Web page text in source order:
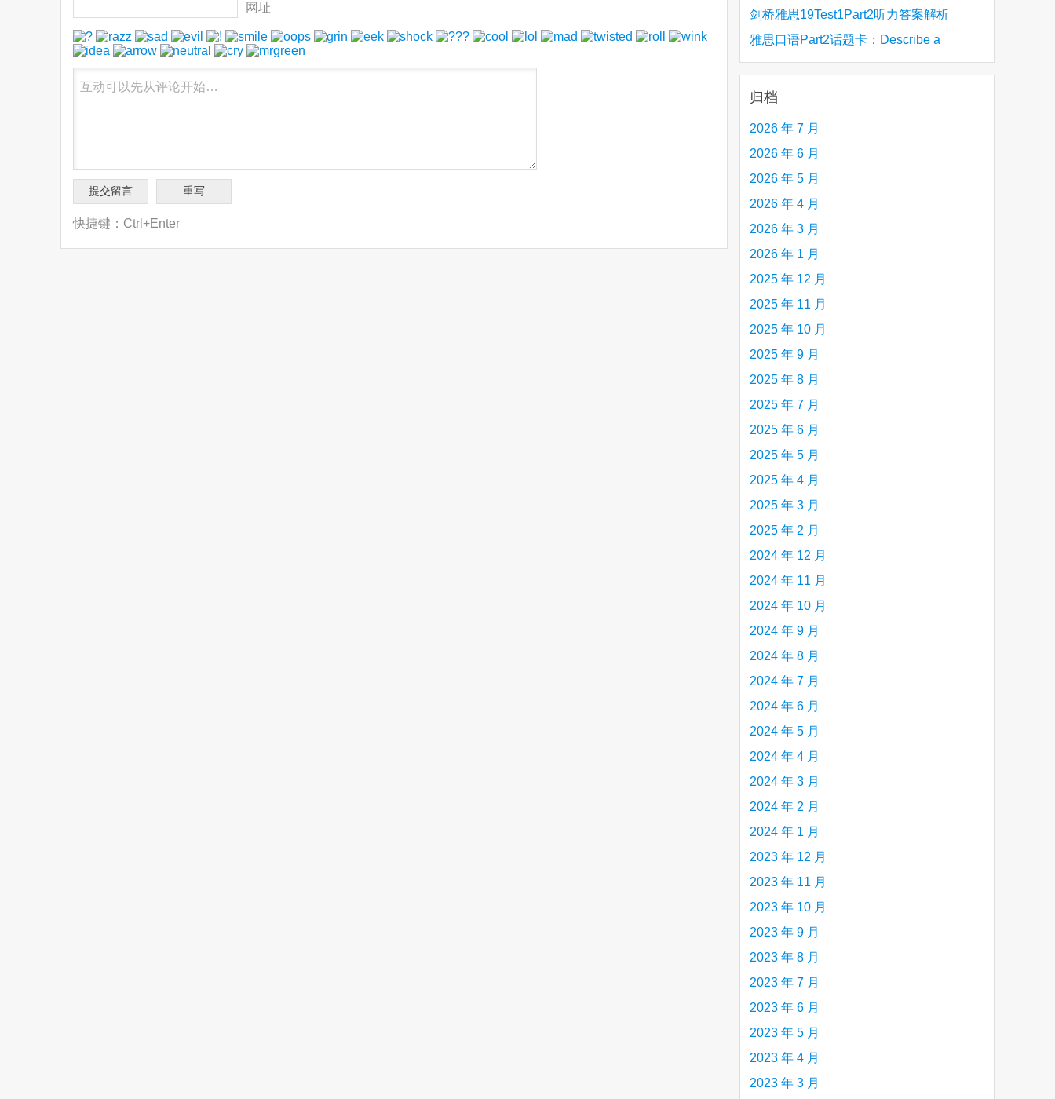
网址
快捷键：Ctrl+Enter
upon us 人工智能语言翻译
Stanthorpe Twinning Association
剑桥雅思19Test1Part2听力答案解析
Stanthorpe Twinning Association
雅思口语Part2话题卡：Describe a
creative person (e.g. an artist, a musician,
etc.) you admire 钦佩的有创造力的人
归档
2026 年 7 月
2026 年 6 月
2026 年 5 月
2026 年 4 月
2026 年 3 月
2026 年 1 月
2025 年 12 月
2025 年 11 月
2025 年 10 月
2025 年 9 月
2025 年 8 月
2025 年 7 月
2025 年 6 月
2025 年 5 月
2025 年 4 月
2025 年 3 月
2025 年 2 月
2024 年 12 月
2024 年 11 月
2024 年 10 月
2024 年 9 月
2024 年 8 月
2024 年 7 月
2024 年 6 月
2024 年 5 月
2024 年 4 月
2024 年 3 月
2024 年 2 月
2024 年 1 月
2023 年 12 月
2023 年 11 月
2023 年 10 月
2023 年 9 月
2023 年 8 月
2023 年 7 月
2023 年 6 月
2023 年 5 月
2023 年 4 月
2023 年 3 月